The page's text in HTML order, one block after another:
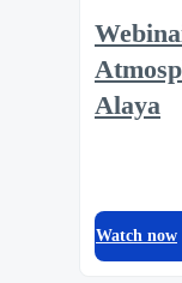
Alaya
Watch now